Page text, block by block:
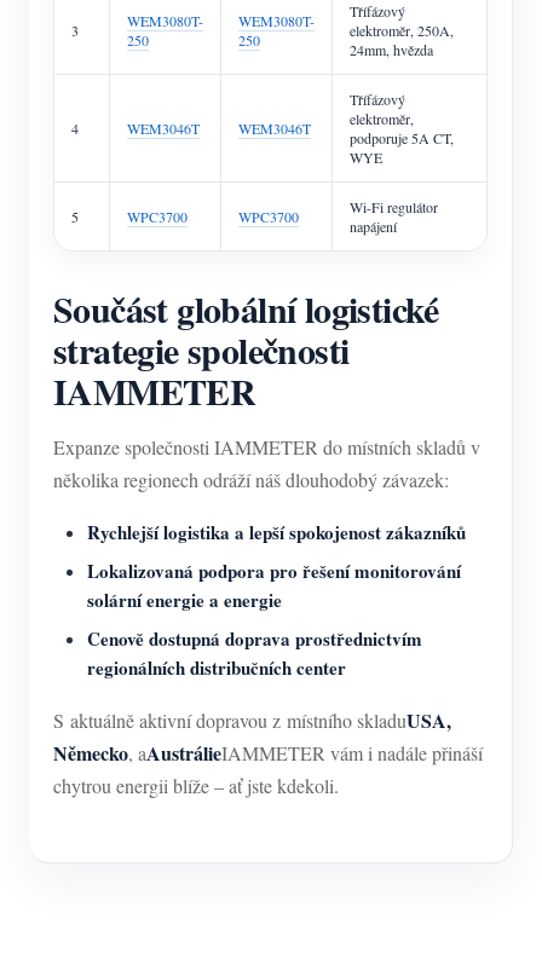
3
WEM3080T-
250
WEM3080T-
250
Třífázový
elektroměr, 250A,
24mm, hvězda
4 WEM3046T WEM3046T
Třífázový
elektroměr,
podporuje 5A CT,
WYE
5 WPC3700 WPC3700
Wi-Fi regulátor
napájení
Součást globální logistické
strategie společnosti
IAMMETER
Expanze společnosti IAMMETER do místních skladů v
několika regionech odráží náš dlouhodobý závazek:
Rychlejší logistika a lepší spokojenost zákazníků
Lokalizovaná podpora pro řešení monitorování
solární energie a energie
Cenově dostupná doprava prostřednictvím
regionálních distribučních center
S aktuálně aktivní dopravou z místního skladuUSA,
Německo, aAustrálieIAMMETER vám i nadále přináší
chytrou energii blíže – ať jste kdekoli.